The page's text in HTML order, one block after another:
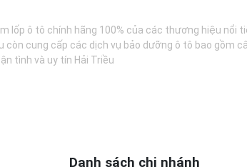
lốp ô tô chính hãng 100% của các thương hiệu
còn cung cấp các dịch vụ bảo dưỡng ô tô bao
tình và uy tín Hải Triều
Danh sách chi nhánh